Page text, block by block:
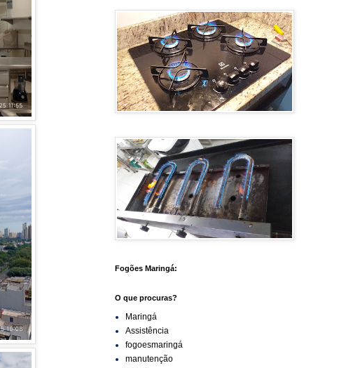
Fogões Maringá:
O que procuras?
Maringá
Assistência
fogoesmaringá
manutenção